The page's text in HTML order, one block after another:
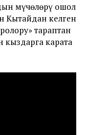
мүчөлөрү ошол
Кытайдан келген
тараптан
кыздарга карата